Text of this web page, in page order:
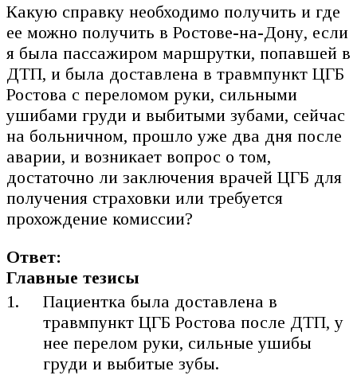
Какую справку необходимо получить и где
ее можно получить в Ростове-на-Дону, если
я была пассажиром маршрутки, попавшей в
ДТП, и была доставлена в травмпункт ЦГБ
Ростова с переломом руки, сильными
ушибами груди и выбитыми зубами, сейчас
на больничном, прошло уже два дня после
аварии, и возникает вопрос о том,
достаточно ли заключения врачей ЦГБ для
получения страховки или требуется
прохождение комиссии?
Ответ:
Главные тезисы
Пациентка была доставлена в
травмпункт ЦГБ Ростова после ДТП, у
нее перелом руки, сильные ушибы
груди и выбитые зубы.